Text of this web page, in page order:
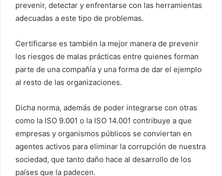
prevenir, detectar y enfrentarse con las herramientas
adecuadas a este tipo de problemas.
Certificarse es también la mejor manera de prevenir
los riesgos de malas prácticas entre quienes forman
parte de una compañía y una forma de dar el ejemplo
al resto de las organizaciones.
Dicha norma, además de poder integrarse con otras
como la ISO 9.001 o la ISO 14.001 contribuye a que
empresas y organismos públicos se conviertan en
agentes activos para eliminar la corrupción de nuestra
sociedad, que tanto daño hace al desarrollo de los
países que la padecen.